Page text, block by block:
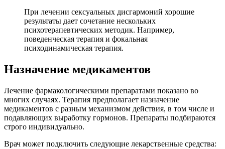
При лечении сексуальных дисгармоний хорошие
результаты дает сочетание нескольких
психотерапевтических методик. Например,
поведенческая терапия и фокальная
психодинамическая терапия.
Назначение медикаментов
Лечение фармакологическими препаратами показано во
многих случаях. Терапия предполагает назначение
медикаментов с разным механизмом действия, в том числе и
подавляющих выработку гормонов. Препараты подбираются
строго индивидуально.
Врач может подключить следующие лекарственные средства: